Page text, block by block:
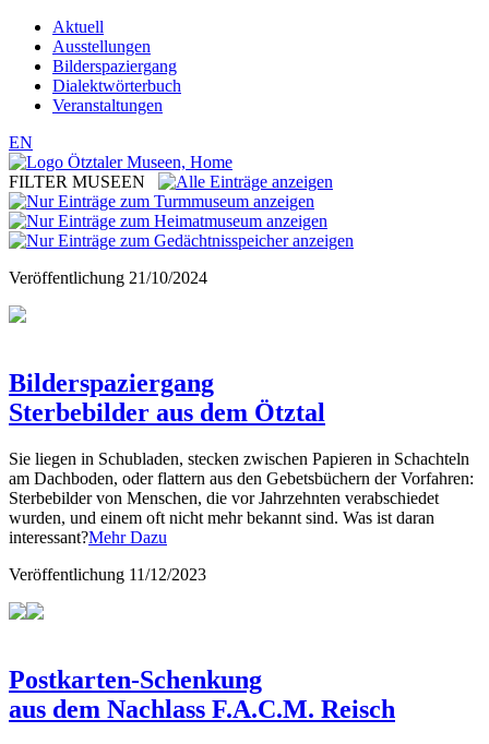
Aktuell
Ausstellungen
Bilderspaziergang
Dialektwörterbuch
Veranstaltungen
EN
FILTER MUSEEN
Veröffentlichung 21/10/2024
Bilderspaziergang
Sterbebilder aus dem Ötztal
Sie liegen in Schubladen, stecken zwischen Papieren in Schachteln
am Dachboden, oder flattern aus den Gebetsbüchern der Vorfahren:
Sterbebilder von Menschen, die vor Jahrzehnten verabschiedet
wurden, und einem oft nicht mehr bekannt sind. Was ist daran
interessant?Mehr Dazu
Veröffentlichung 11/12/2023
Postkarten-Schenkung
aus dem Nachlass F.A.C.M. Reisch